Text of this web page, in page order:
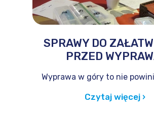
SPRAWY DO
PRZED
Wyprawa w góry to nie
Czytaj więcej ›